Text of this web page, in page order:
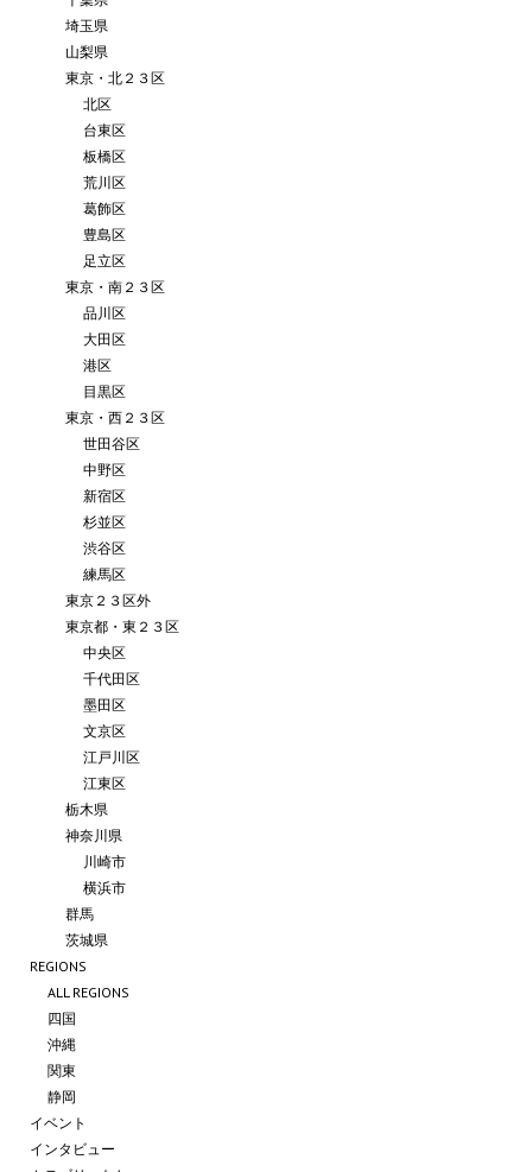
埼玉県
山梨県
東京・北２３区
北区
台東区
板橋区
荒川区
葛飾区
豊島区
足立区
東京・南２３区
品川区
大田区
港区
目黒区
東京・西２３区
世田谷区
中野区
新宿区
杉並区
渋谷区
練馬区
東京２３区外
東京都・東２３区
中央区
千代田区
墨田区
文京区
江戸川区
江東区
栃木県
神奈川県
川崎市
横浜市
群馬
茨城県
REGIONS
ALL REGIONS
四国
沖縄
関東
静岡
イベント
インタビュー